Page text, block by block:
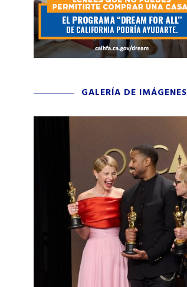
GALERÍA DE IMÁGENES